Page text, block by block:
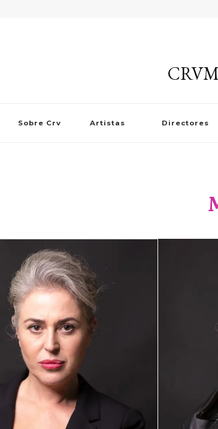
Sobre Crv Artistas Directores